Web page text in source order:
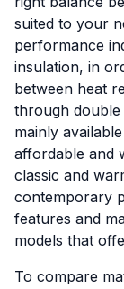
suited to your
performance
insulation, in
between heat
through double
mainly
affordable and
classic and
contemporary
features and
models that
To compare